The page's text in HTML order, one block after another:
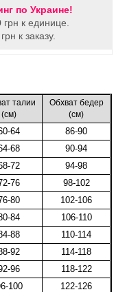
по Украине!
к единице.
к заказу.
талии
(cм)
Обхват бедер
(cм)
64
86-90
68
90-94
72
94-98
76
98-102
80
102-106
84
106-110
88
110-114
92
114-118
96
118-122
100
122-126